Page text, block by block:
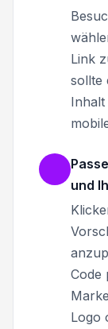
Link
sollte
und
Code
Logo